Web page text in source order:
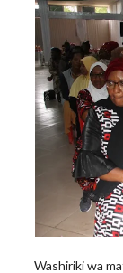
Washiriki wa